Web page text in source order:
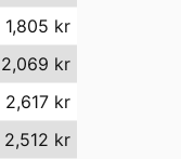
1,805 kr
2,069 kr
2,617 kr
2,512 kr